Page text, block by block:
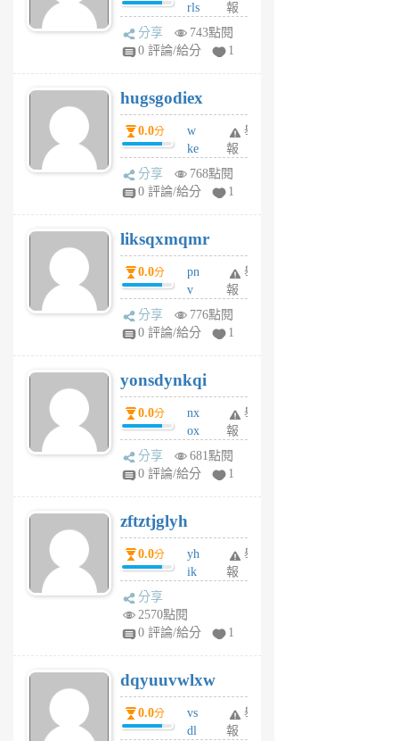
前
rls
k
m
6
個
月
前
報
分享
743點閱
0 評論/給分
1
hugsgodiex
0.0分
w
ke
rv
pj
6
個
月
前
舉
報
分享
768點閱
0 評論/給分
1
liksqxmqmr
0.0分
pn
v
wt
sv
6
個
月
前
舉
報
分享
776點閱
0 評論/給分
1
yonsdynkqi
0.0分
nx
ox
rh
pe
月
前
舉
報
分享
681點閱
0 評論/給分
1
zftztjglyh
0.0分
yh
ik
tu
6
個
月
前
舉
報
分享
2570點閱
0 評論/給分
1
dqyuuvwlxw
0.0分
vs
dl
舉
報